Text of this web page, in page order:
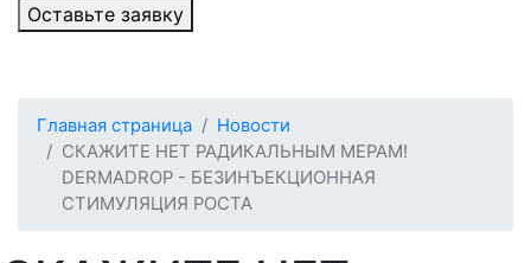
Оставьте заявку
Главная страница
Новости
СКАЖИТЕ НЕТ РАДИКАЛЬНЫМ МЕРАМ!
DERMADROP - БЕЗИНЪЕКЦИОННАЯ
СТИМУЛЯЦИЯ РОСТА